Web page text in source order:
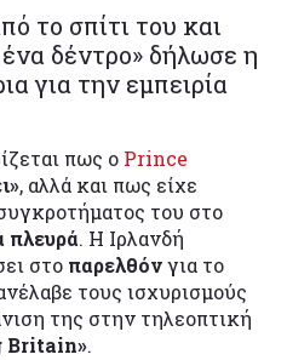
το σπίτι του και
δέντρο» δήλωσε η
για την εμπειρία
πως ο Prince
, αλλά και πως είχε
του στο
πλευρά. Η Ιρλανδή
στο παρελθόνγια το
τους ισχυρισμούς
της στην τηλεοπτική
Britain».